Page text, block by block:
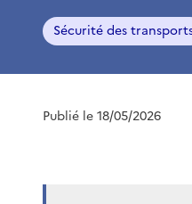
Sécurité des
Publié le 18/05/2026